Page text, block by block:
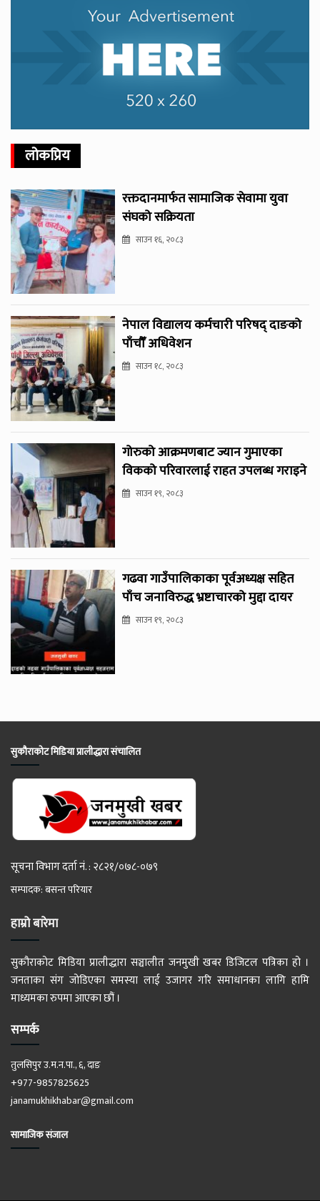
लोकप्रिय
रक्तदानमार्फत सामाजिक सेवामा युवा
संघको सक्रियता
साउन १६, २०८३
नेपाल विद्यालय कर्मचारी परिषद् दाङको
पाँचौँ अधिवेशन
साउन १८, २०८३
गोरुको आक्रमणबाट ज्यान गुमाएका
विकको परिवारलाई राहत उपलब्ध गराइने
साउन १९, २०८३
गढवा गाउँपालिकाका पूर्वअध्यक्ष सहित
पाँच जनाविरुद्ध भ्रष्टाचारको मुद्दा दायर
साउन १९, २०८३
सुकौराकोट मिडिया प्रालीद्धारा संचालित
सूचना विभाग दर्ता नं. : २८२१/०७८-०७९
सम्पादक: बसन्त परियार
हाम्रो बारेमा
सुकौराकोट मिडिया प्रालीद्धारा सञ्चालीत जनमुखी खबर डिजिटल पत्रिका हो ।
जनताका संग जोडिएका समस्या लाई उजागर गरि समाधानका लागि हामि
माध्यमका रुपमा आएका छौं ।
सम्पर्क
तुलसिपुर उ.म.न.पा., ६, दाङ
+977-9857825625
janamukhikhabar@gmail.com
सामाजिक संजाल